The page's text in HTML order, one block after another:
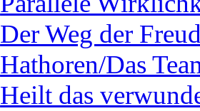
Der Weg der
Hathoren/Das
Heilt das